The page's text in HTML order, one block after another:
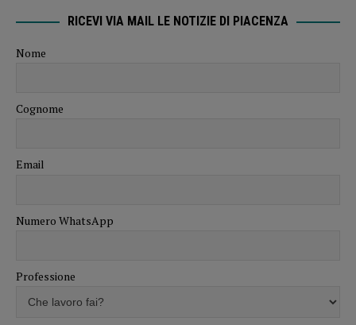
RICEVI VIA MAIL LE NOTIZIE DI PIACENZA
Nome
Cognome
Email
Numero WhatsApp
Professione